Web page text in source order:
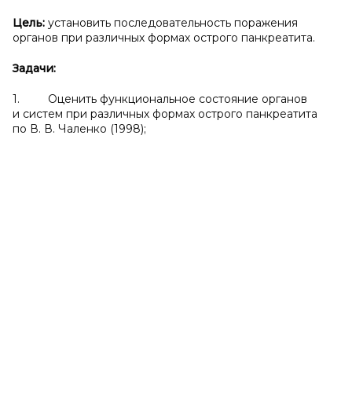
Цель: установить последовательность поражения
органов при различных формах острого панкреатита.
Задачи:
1. Оценить функциональное состояние органов
и систем при различных формах острого панкреатита
по В. В. Чаленко (1998);